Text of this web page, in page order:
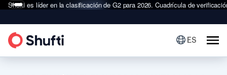
Shufti es líder en la clasificación de G2 para 2026. Cuadrícula de
ES